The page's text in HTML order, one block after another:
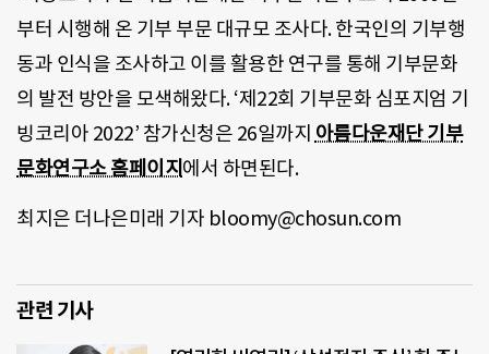
부터 시행해 온 기부 부문 대규모 조사다. 한국인의 기부행
동과 인식을 조사하고 이를 활용한 연구를 통해 기부문화
의 발전 방안을 모색해왔다. ‘제22회 기부문화 심포지엄 기
빙코리아 2022’ 참가신청은 26일까지 아름다운재단 기부
문화연구소 홈페이지에서 하면된다.
최지은 더나은미래 기자 bloomy@chosun.com
관련 기사